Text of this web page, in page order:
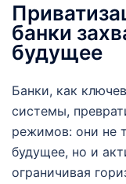
банки
будущее
Банки, как
системы,
режимов: они не
будущее, но и
ограничивая